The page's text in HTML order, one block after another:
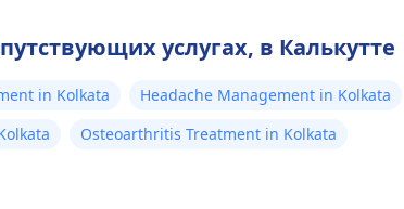
услугах, в Калькутте
in Kolkata
Headache Management in Kolkata
Osteoarthritis Treatment in Kolkata